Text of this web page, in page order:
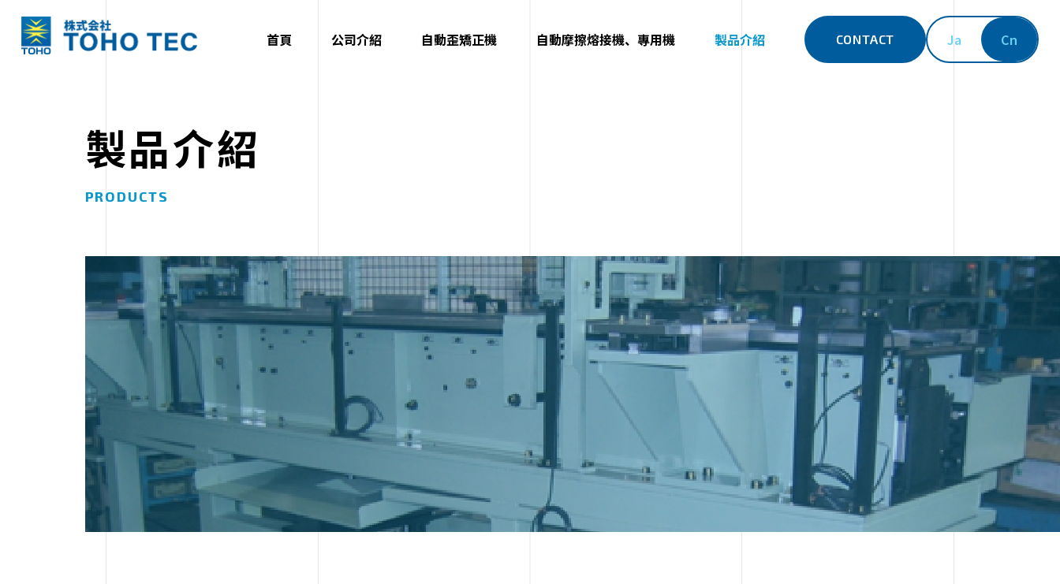
首頁 公司介紹 自動歪矯正機 自動摩擦熔接機、專用機 製品介紹 CONTACT Ja Cn
製品介紹
PRODUCTS